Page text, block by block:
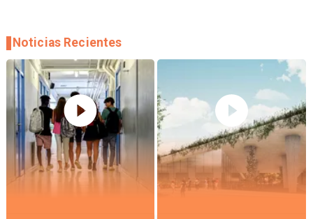
Noticias Recientes